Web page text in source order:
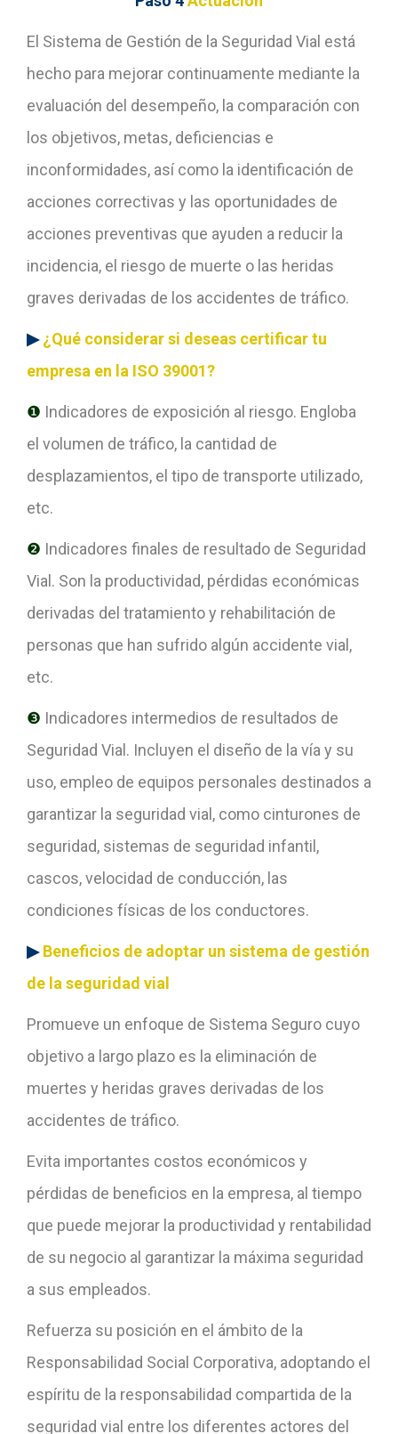
El Sistema de Gestión de la Seguridad Vial está
hecho para mejorar continuamente mediante la
evaluación del desempeño, la comparación con
los objetivos, metas, deficiencias e
inconformidades, así como la identificación de
acciones correctivas y las oportunidades de
acciones preventivas que ayuden a reducir la
incidencia, el riesgo de muerte o las heridas
graves derivadas de los accidentes de tráfico.
▶¿Qué considerar si deseas certificar tu
empresa en la ISO 39001?
❶ Indicadores de exposición al riesgo. Engloba
el volumen de tráfico, la cantidad de
desplazamientos, el tipo de transporte utilizado,
etc.
❷ Indicadores finales de resultado de Seguridad
Vial. Son la productividad, pérdidas económicas
derivadas del tratamiento y rehabilitación de
personas que han sufrido algún accidente vial,
etc.
❸ Indicadores intermedios de resultados de
Seguridad Vial. Incluyen el diseño de la vía y su
uso, empleo de equipos personales destinados a
garantizar la seguridad vial, como cinturones de
seguridad, sistemas de seguridad infantil,
cascos, velocidad de conducción, las
condiciones físicas de los conductores.
▶Beneficios de adoptar un sistema de gestión
de la seguridad vial
Promueve un enfoque de Sistema Seguro cuyo
objetivo a largo plazo es la eliminación de
muertes y heridas graves derivadas de los
accidentes de tráfico.
Evita importantes costos económicos y
pérdidas de beneficios en la empresa, al tiempo
que puede mejorar la productividad y rentabilidad
de su negocio al garantizar la máxima seguridad
a sus empleados.
Refuerza su posición en el ámbito de la
Responsabilidad Social Corporativa, adoptando el
espíritu de la responsabilidad compartida de la
seguridad vial entre los diferentes actores del